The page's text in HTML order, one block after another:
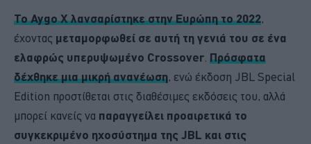
Το Aygo X λανσαρίστηκε στην Ευρώπη το 2022,
έχοντας μεταμορφωθεί σε αυτή τη γενιά του σε ένα
ελαφρώς υπερυψωμένο Crossover Πρόσφατα
δέχθηκε μια μικρή ανανέωση, ενώ έκδοση JBL Special
Edition προστίθεται στις διαθέσιμες εκδόσεις του, αλλά
μπορεί κανείς να παραγγείλει προαιρετικά το
συγκεκριμένο ηχοσύστημα της JBL και στις